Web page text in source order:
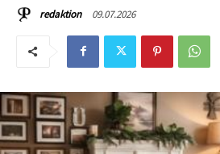
redaktion 09.07.2026